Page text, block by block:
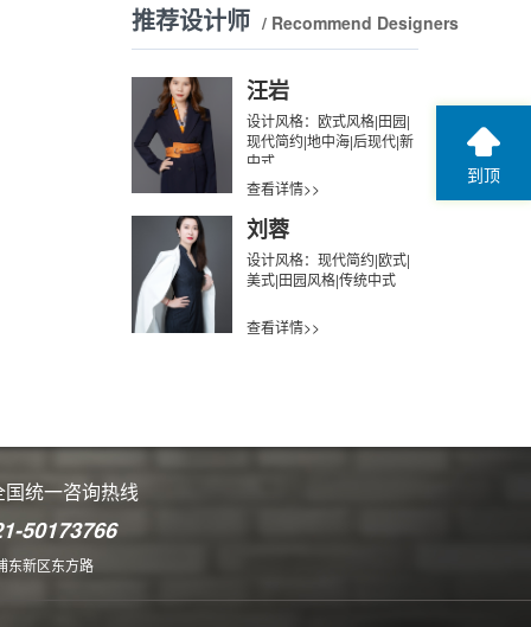
推荐设计师 / Recommend Designers
汪岩
设计风格：欧式风格|田园|
现代简约|地中海|后现代|新
中式
查看详情>>
刘蓉
设计风格：现代简约|欧式|
美式|田园风格|传统中式
查看详情>>
国统一咨询热线
50173766
东新区东方路
到顶